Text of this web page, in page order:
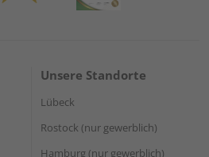
Unsere Standorte
Lübeck
Rostock (nur gewerblich)
Hamburg (nur gewerblich)